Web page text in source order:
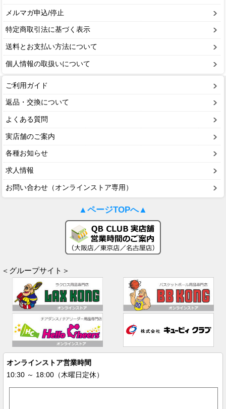
メルマガ申込/停止
特定商取引法に基づく表示
送料とお支払い方法について
個人情報の取扱いについて
ご利用ガイド
返品・交換について
よくある質問
実店舗のご案内
各種お知らせ
求人情報
お問い合わせ（オンラインストア専用）
▲ページTOPへ▲
＜グループサイト＞
オンラインストア営業時間
10:30 ～ 18:00（木曜日定休）